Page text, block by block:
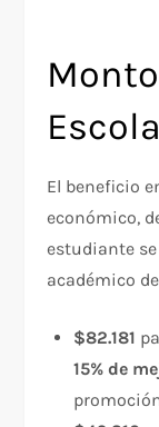
El beneficio
económico,
estudiante
académico
$82.181
15% de